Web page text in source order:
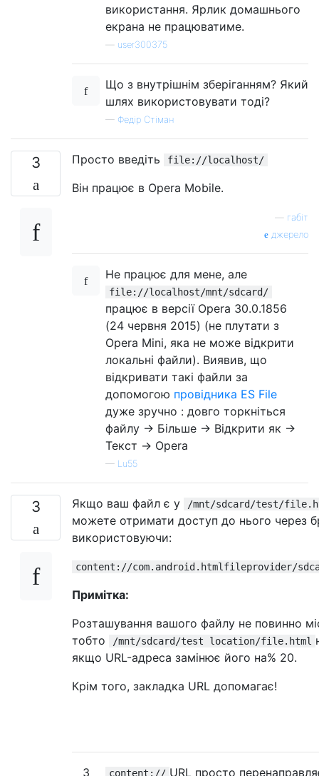
використання. Ярлик домашнього
екрана не працюватиме.
user300375
Що з внутрішнім зберіганням? Який
шлях використовувати тоді?
— Федір Стіман
3 Просто введіть file://localhost/
Він працює в Opera Mobile.
габіт
джерело
Не працює для мене, але
file://localhost/mnt/sdcard/
працює в версії Opera 30.0.1856
(24 червня 2015) (не плутати з
Opera Mini, яка не може відкрити
локальні файли). Виявив, що
відкривати такі файли за
допомогою провідника ES File
дуже зручно : довго торкніться
файлу -> Більше -> Відкрити як ->
Текст -> Opera
— Lu55
3 Якщо ваш файл є у /mnt/sdcard/test/
можете отримати доступ до нього через
використовуючи:
content://com.android.htmlfileprovider/
Примітка:
Розташування вашого файлу не повинно
тобто
/mnt/sdcard/test location/file.html
якщо URL-адреса замінює його на% 20.
Крім того, закладка URL допомагає!
3 content:// URL просто